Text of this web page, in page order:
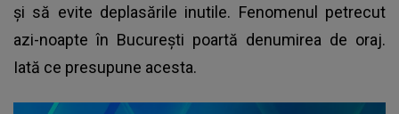
și să evite deplasările inutile. Fenomenul petrecut
azi-noapte în București poartă denumirea de oraj.
Iată ce presupune acesta.